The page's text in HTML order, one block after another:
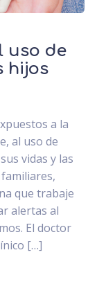
uso de
hijos
a la
al uso de
vidas y las
que trabaje
alertas al
El doctor
[…]